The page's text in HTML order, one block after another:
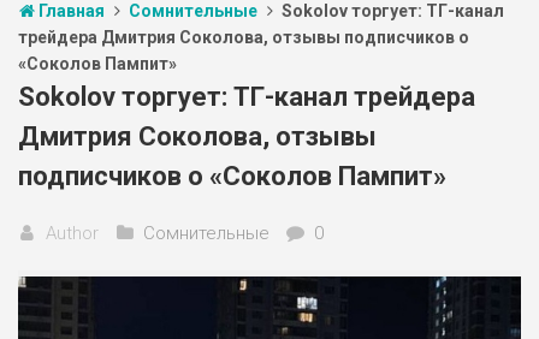
Статьи
Партнеры
Главная Сомнительные
Sokolov торгует: ТГ-канал
трейдера Дмитрия Соколова, отзывы подписчиков о
«Соколов Пампит»
Sokolov торгует: ТГ-канал трейдера
Дмитрия Соколова, отзывы
подписчиков о «Соколов Пампит»
Author Сомнительные 0